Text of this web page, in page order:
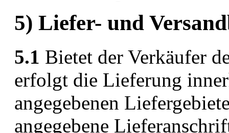
5) Liefer- und
5.1 Bietet der Verkäufer
erfolgt die Lieferung
angegebenen
angegebene